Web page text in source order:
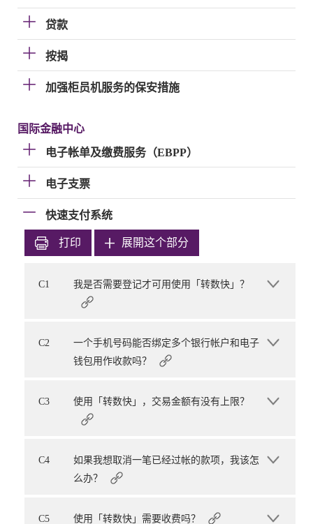
贷款
按揭
加强柜员机服务的保安措施
国际金融中心
电子帐单及缴费服务（EBPP）
电子支票
快速支付系统
打印 展開这个部分
C1 我是否需要登记才可用使用「转数快」？
C2
一个手机号码能否绑定多个银行帐户和电子
钱包用作收款吗？
C3 使用「转数快」，交易金额有没有上限？
C4
如果我想取消一笔已经过帐的款项，我该怎
么办？
C5 使用「转数快」需要收费吗？